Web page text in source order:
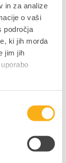
in za analize
o vaši
področja
ki jih morda
jim jih